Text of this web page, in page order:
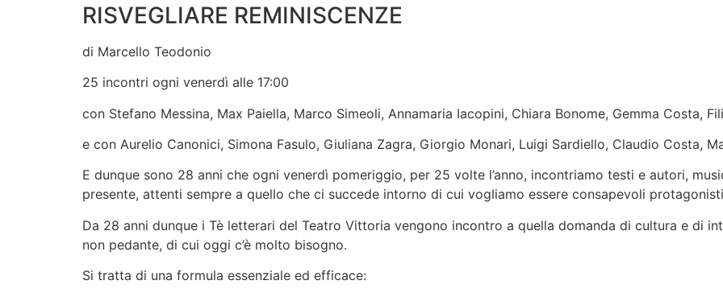
RISVEGLIARE REMINISCENZE
di Marcello Teodonio
25 incontri ogni venerdì alle 17:00
con Stefano Messina, Max Paiella, Marco Simeoli, Annamaria Iacopini, Chiara Bonome, Gemma Costa,
e con Aurelio Canonici, Simona Fasulo, Giuliana Zagra, Giorgio Monari, Luigi Sardiello, Claudio Costa,
E dunque sono 28 anni che ogni venerdì pomeriggio, per 25 volte l’anno, incontriamo testi e autori,
presente, attenti sempre a quello che ci succede intorno di cui vogliamo essere consapevoli
Da 28 anni dunque i Tè letterari del Teatro Vittoria vengono incontro a quella domanda di cultura e di
non pedante, di cui oggi c’è molto bisogno.
Si tratta di una formula essenziale ed efficace: